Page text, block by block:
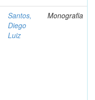
Santos,
Diego
Luiz
Monografia